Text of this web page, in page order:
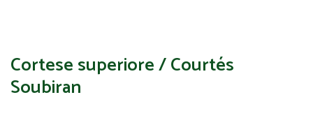
Cortese superiore / Courtés
Soubiran